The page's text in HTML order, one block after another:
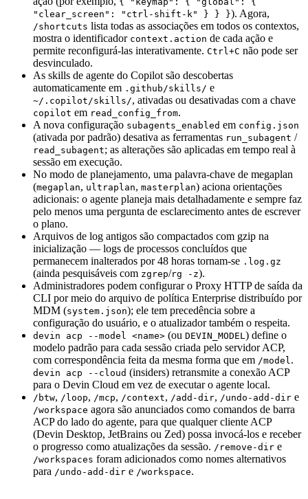
"clear_screen": "ctrl-shift-k" } } }). Agora,
/shortcuts lista todas as associações em todos os contextos,
mostra o identificador context.action de cada ação e
permite reconfigurá-las interativamente. Ctrl+C não pode ser
desvinculado.
As skills de agente do Copilot são descobertas
automaticamente em .github/skills/ e
~/.copilot/skills/, ativadas ou desativadas com a chave
copilot em read_config_from.
A nova configuração subagents_enabled em config.json
(ativada por padrão) desativa as ferramentas run_subagent /
read_subagent; as alterações são aplicadas em tempo real à
sessão em execução.
No modo de planejamento, uma palavra-chave de megaplan
(megaplan, ultraplan, masterplan) aciona orientações
adicionais: o agente planeja mais detalhadamente e sempre faz
pelo menos uma pergunta de esclarecimento antes de escrever
o plano.
Arquivos de log antigos são compactados com gzip na
inicialização — logs de processos concluídos que
permanecem inalterados por 48 horas tornam-se .log.gz
(ainda pesquisáveis com zgrep/rg -z).
Administradores podem configurar o Proxy HTTP de saída da
CLI por meio do arquivo de política Enterprise distribuído por
MDM (system.json); ele tem precedência sobre a
configuração do usuário, e o atualizador também o respeita.
devin acp --model <name> (ou DEVIN_MODEL) define o
modelo padrão para cada sessão criada pelo servidor ACP,
com correspondência feita da mesma forma que em /model.
devin acp --cloud (insiders) retransmite a conexão ACP
para o Devin Cloud em vez de executar o agente local.
/btw, /loop, /mcp, /context, /add-dir, /undo-add-dir e
/workspace agora são anunciados como comandos de barra
ACP do lado do agente, para que qualquer cliente ACP
(Devin Desktop, JetBrains ou Zed) possa invocá-los e receber
o progresso como atualizações da sessão. /remove-dir e
/workspaces foram adicionados como nomes alternativos
para /undo-add-dir e /workspace.